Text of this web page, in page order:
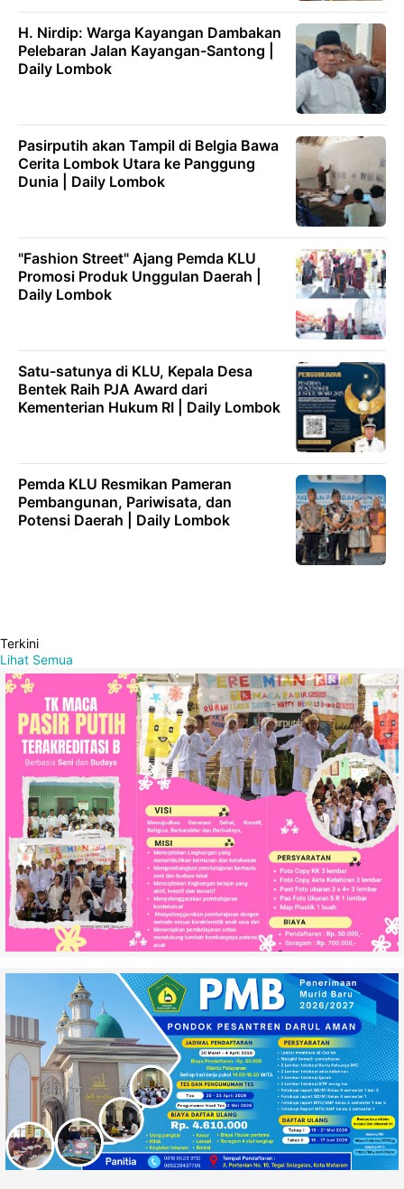
H. Nirdip: Warga Kayangan Dambakan
Pelebaran Jalan Kayangan-Santong |
Daily Lombok
Pasirputih akan Tampil di Belgia Bawa
Cerita Lombok Utara ke Panggung
Dunia | Daily Lombok
"Fashion Street" Ajang Pemda KLU
Promosi Produk Unggulan Daerah |
Daily Lombok
Satu-satunya di KLU, Kepala Desa
Bentek Raih PJA Award dari
Kementerian Hukum RI | Daily Lombok
Pemda KLU Resmikan Pameran
Pembangunan, Pariwisata, dan
Potensi Daerah | Daily Lombok
Terkini
Lihat Semua